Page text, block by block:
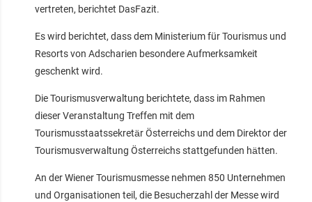
vertreten, berichtet DasFazit.
Es wird berichtet, dass dem Ministerium für Tourismus und
Resorts von Adscharien besondere Aufmerksamkeit
geschenkt wird.
Die Tourismusverwaltung berichtete, dass im Rahmen
dieser Veranstaltung Treffen mit dem
Tourismusstaatssekretär Österreichs und dem Direktor der
Tourismusverwaltung Österreichs stattgefunden hätten.
An der Wiener Tourismusmesse nehmen 850 Unternehmen
und Organisationen teil, die Besucherzahl der Messe wird